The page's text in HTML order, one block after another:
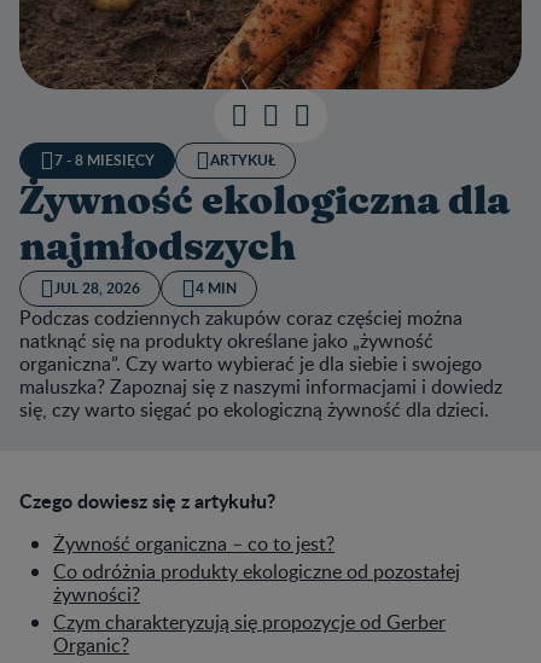
7 - 8 MIESIĘCY ARTYKUŁ
Żywność ekologiczna dla
najmłodszych
JUL 28, 2026 4 MIN
Podczas codziennych zakupów coraz częściej można
natknąć się na produkty określane jako „żywność
organiczna”. Czy warto wybierać je dla siebie i swojego
maluszka? Zapoznaj się z naszymi informacjami i dowiedz
się, czy warto sięgać po ekologiczną żywność dla dzieci.
Czego dowiesz się z artykułu?
Żywność organiczna – co to jest?
Co odróżnia produkty ekologiczne od pozostałej
żywności?
Czym charakteryzują się propozycje od Gerber
Organic?